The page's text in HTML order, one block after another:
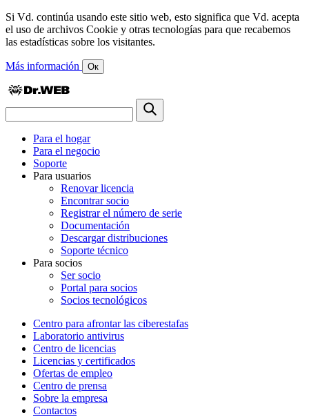
Si Vd. continúa usando este sitio web, esto significa que Vd. acepta
el uso de archivos Cookie y otras tecnologías para que recabemos
las estadísticas sobre los visitantes.
Más información Ок
Para el hogar
Para el negocio
Soporte
Para usuarios
Renovar licencia
Encontrar socio
Registrar el número de serie
Documentación
Descargar distribuciones
Soporte técnico
Para socios
Ser socio
Portal para socios
Socios tecnológicos
Centro para afrontar las ciberestafas
Laboratorio antivirus
Centro de licencias
Licencias y certificados
Ofertas de empleo
Centro de prensa
Sobre la empresa
Contactos